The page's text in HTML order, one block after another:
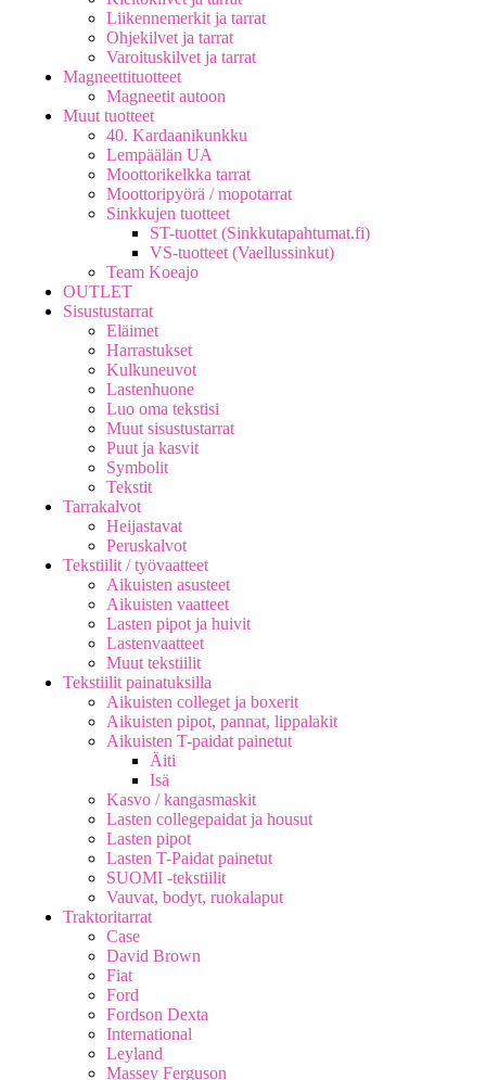
Liikennemerkit ja tarrat
Ohjekilvet ja tarrat
Varoituskilvet ja tarrat
Magneettituotteet
Magneetit autoon
Muut tuotteet
40. Kardaanikunkku
Lempäälän UA
Moottorikelkka tarrat
Moottoripyörä / mopotarrat
Sinkkujen tuotteet
ST-tuottet (Sinkkutapahtumat.fi)
VS-tuotteet (Vaellussinkut)
Team Koeajo
OUTLET
Sisustustarrat
Eläimet
Harrastukset
Kulkuneuvot
Lastenhuone
Luo oma tekstisi
Muut sisustustarrat
Puut ja kasvit
Symbolit
Tekstit
Tarrakalvot
Heijastavat
Peruskalvot
Tekstiilit / työvaatteet
Aikuisten asusteet
Aikuisten vaatteet
Lasten pipot ja huivit
Lastenvaatteet
Muut tekstiilit
Tekstiilit painatuksilla
Aikuisten colleget ja boxerit
Aikuisten pipot, pannat, lippalakit
Aikuisten T-paidat painetut
Äiti
Isä
Kasvo / kangasmaskit
Lasten collegepaidat ja housut
Lasten pipot
Lasten T-Paidat painetut
SUOMI -tekstiilit
Vauvat, bodyt, ruokalaput
Traktoritarrat
Case
David Brown
Fiat
Ford
Fordson Dexta
International
Leyland
Massey Ferguson